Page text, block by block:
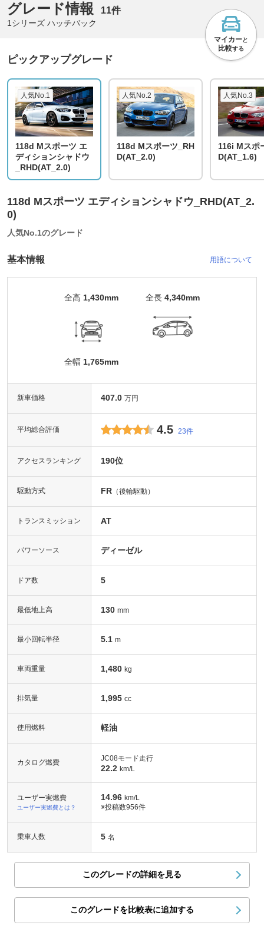
グレード情報 11件
1シリーズ ハッチバック
マイカーと
比較する
ピックアップグレード
人気No.1
118d Mスポーツ エ
ディションシャドウ
_RHD(AT_2.0)
人気No.2
118d Mスポーツ_RH
D(AT_2.0)
人気No.3
116i Mスポ
D(AT_1.6)
118d Mスポーツ エディションシャドウ_RHD(AT_2.
0)
人気No.1のグレード
基本情報 用語について
全高 1,430mm
全幅 1,765mm
全長 4,340mm
新車価格 407.0 万円
平均総合評価 4.5 23件
アクセスランキング 190位
駆動方式 FR （後輪駆動）
トランスミッション AT
パワーソース ディーゼル
ドア数 5
最低地上高 130 mm
最小回転半径 5.1 m
車両重量 1,480 kg
排気量 1,995 cc
使用燃料 軽油
カタログ燃費 JC08モード走行
22.2 km/L
ユーザー実燃費
ユーザー実燃費とは？
14.96 km/L
※投稿数956件
乗車人数 5 名
このグレードの詳細を見る
このグレードを比較表に追加する